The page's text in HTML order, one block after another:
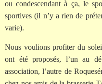
ou condescendant à ça, le
sportives (il n’y a rien de
varie).
Nous voulions profiter du
ont été proposés, l’un au
association, l’autre de